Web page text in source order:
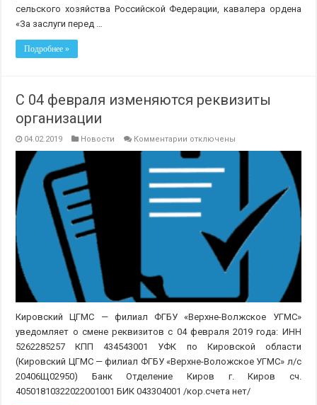
сельского хозяйства Российской Федерации, кавалера ордена
«За заслуги перед …
Подробнее »
С 04 февраля изменяются реквизиты
организации
04.02.2019 Новости Комментарии к
С
04
февраля
изменяются
организации
отключены
Кировский ЦГМС — филиал ФГБУ «Верхне-Волжское УГМС»
уведомляет о смене реквизитов с 04 февраля 2019 года: ИНН
5262285257 КПП 434543001 УФК по Кировской области
(Кировский ЦГМС — филиал ФГБУ «Верхне-Воложское УГМС» л/с
20406Щ02950) Банк Отделение Киров г. Киров сч.
40501810322022001001 БИК 043304001 /кор.счета нет/